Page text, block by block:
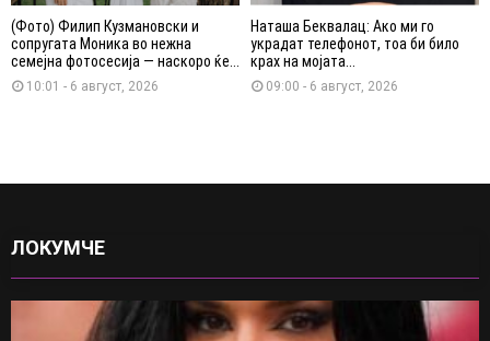
(Фото) Филип Кузмановски и
сопругата Моника во нежна
семејна фотосесија — наскоро ќе...
10:01 - 6 август, 2026
Наташа Беквалац: Ако ми го
украдат телефонот, тоа би било
крах на мојата...
09:00 - 6 август, 2026
ЛОКУМЧЕ